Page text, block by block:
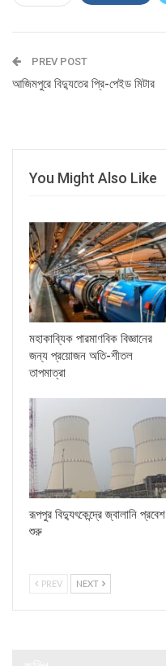
PREV POST
আজিমপুরে বিদ্যুতের প্রি-পেইড মিটার
You Might Also Like
মহাকাব্যিক পারমাণবিক বিজ্ঞানের
জন্য প্রয়োজন অতি-শীতল
তাপমাত্রা
রূপপুর বিদ্যুৎকেন্দ্রে জ্বালানি প্রবেশ
শুরু
PREV NEXT